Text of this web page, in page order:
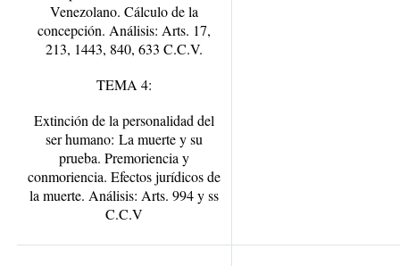
Venezolano. Cálculo de la
concepción. Análisis: Arts. 17,
213, 1443, 840, 633 C.C.V.
TEMA 4:
Extinción de la personalidad del
ser humano: La muerte y su
prueba. Premoriencia y
conmoriencia. Efectos jurídicos de
la muerte. Análisis: Arts. 994 y ss
C.C.V